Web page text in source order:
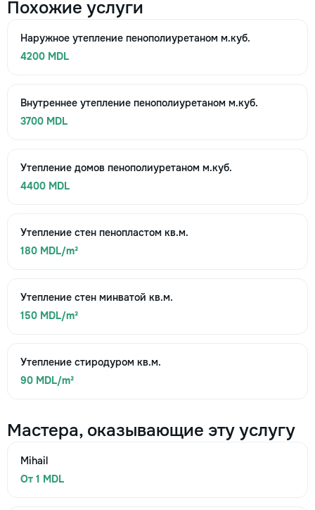
Похожие услуги
Наружное утепление пенополиуретаном м.куб.
4200 MDL
Внутреннее утепление пенополиуретаном м.куб.
3700 MDL
Утепление домов пенополиуретаном м.куб.
4400 MDL
Утепление стен пенопластом кв.м.
180 MDL/m²
Утепление стен минватой кв.м.
150 MDL/m²
Утепление стиродуром кв.м.
90 MDL/m²
Мастера, оказывающие эту услугу
Mihail
От 1 MDL